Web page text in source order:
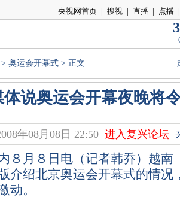
央视网首页 | 搜视 | 直播 | 点播 |
> 奥运会开幕式 > 正文
体说奥运会开幕夜晚将
年08月08日 22:50 进入复兴论坛
月８日电（记者韩乔）越南
介绍北京奥运会开幕式的情况
动。